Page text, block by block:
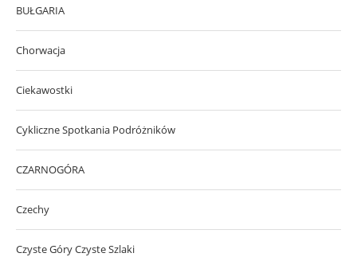
BUŁGARIA
Chorwacja
Ciekawostki
Cykliczne Spotkania Podróżników
CZARNOGÓRA
Czechy
Czyste Góry Czyste Szlaki